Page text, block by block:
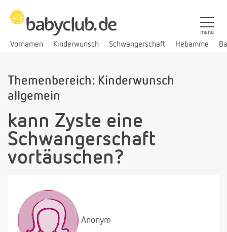
Vornamen Kinderwunsch Schwangerschaft Hebamme
menü
Themenbereich: Kinderwunsch
allgemein
kann Zyste eine
Schwangerschaft
vortäuschen?
Anonym